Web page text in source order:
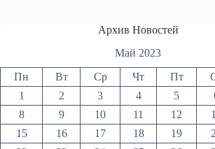
Архив Новостей
Май 2023
Пн Вт Ср Чт Пт
1
2 3 4 5
8
9 10 11 12
15
16 17 18 19